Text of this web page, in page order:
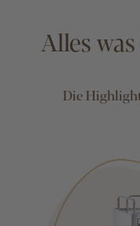
Alles was
Die